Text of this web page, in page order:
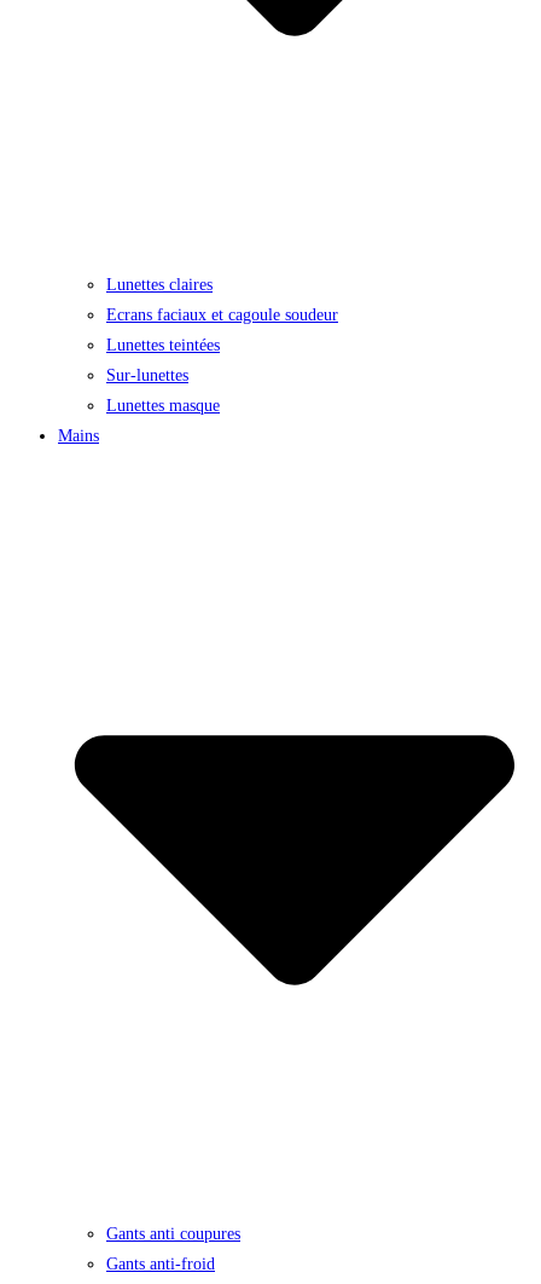
Lunettes claires
Ecrans faciaux et cagoule soudeur
Lunettes teintées
Sur-lunettes
Lunettes masque
Mains
Gants anti coupures
Gants anti-froid